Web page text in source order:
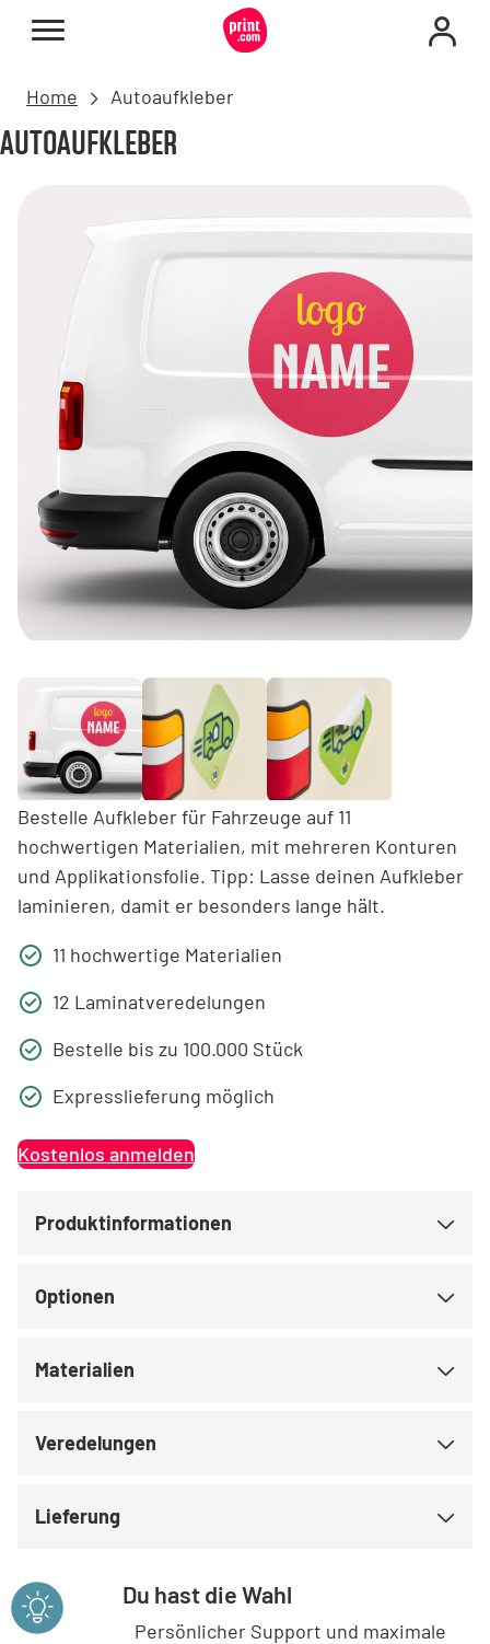
Home Autoaufkleber
AUTOAUFKLEBER
Bestelle Aufkleber für Fahrzeuge auf 11
hochwertigen Materialien, mit mehreren Konturen
und Applikationsfolie. Tipp: Lasse deinen Aufkleber
laminieren, damit er besonders lange hält.
11 hochwertige Materialien
12 Laminatveredelungen
Bestelle bis zu 100.000 Stück
Expresslieferung möglich
Kostenlos anmelden
Produktinformationen
Optionen
Materialien
Veredelungen
Lieferung
Du hast die Wahl
Persönlicher Support und maximale